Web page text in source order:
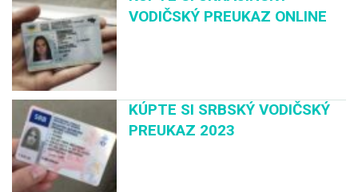
VODIČSKÝ PREUKAZ ONLINE
KÚPTE SI SRBSKÝ VODIČSKÝ
PREUKAZ 2023